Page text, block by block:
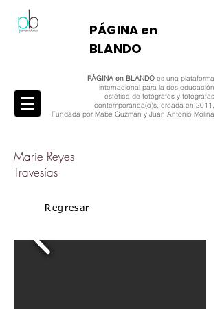
​PÁGINA en
BLANDO
PÁGINA en BLANDO es una plataforma
internacional para la des-educación
estética de fotógrafos y fotógrafas
contemporánea(o)s, creada en 2011.
Fundada por Mabe Guzmán y Juan Antonio Molina
Marie Reyes
Travesías
Regresar